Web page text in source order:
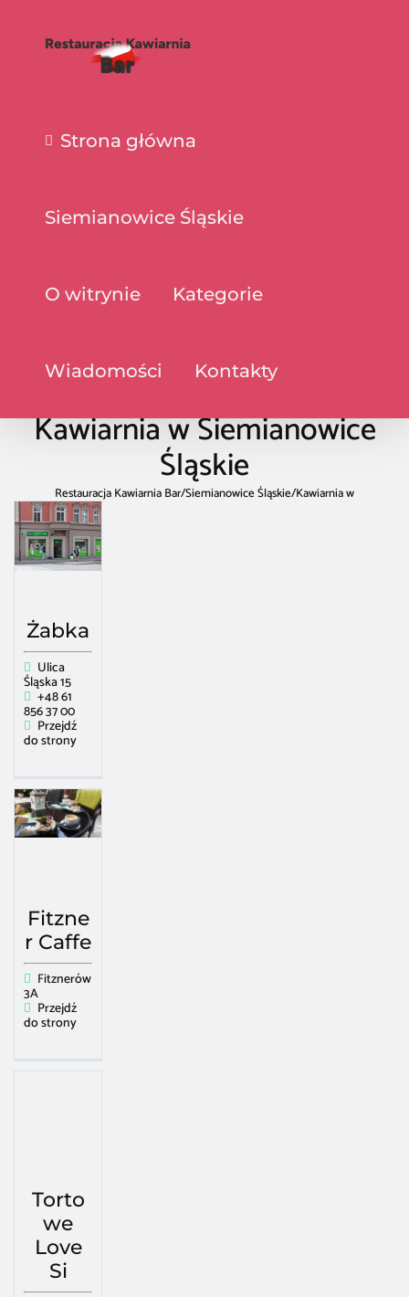
Strona główna
Siemianowice Śląskie
O witrynie Kategorie
Wiadomości Kontakty
Kawiarnia w Siemianowice
Śląskie
Restauracja Kawiarnia Bar/Siemianowice Śląskie/Kawiarnia w
Żabka
Ulica
Śląska 15
+48 61
856 37 00
Przejdź
do strony
Fitzne
r Caffe
Fitznerów
3A
Przejdź
do strony
Torto
we
Love
Si